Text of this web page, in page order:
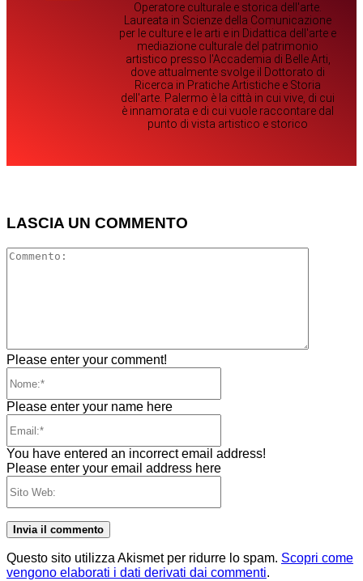
Operatore culturale e storica dell'arte.
Laureata in Scienze della Comunicazione
per le culture e le arti e in Didattica dell'arte e
mediazione culturale del patrimonio
artistico presso l'Accademia di Belle Arti,
dove attualmente svolge il Dottorato di
Ricerca in Pratiche Artistiche e Storia
dell'arte. Palermo è la città in cui vive, di cui
è innamorata e di cui vuole raccontare dal
punto di vista artistico e storico
LASCIA UN COMMENTO
Please enter your comment!
Please enter your name here
You have entered an incorrect email address!
Please enter your email address here
Questo sito utilizza Akismet per ridurre lo spam. Scopri come
vengono elaborati i dati derivati dai commenti.